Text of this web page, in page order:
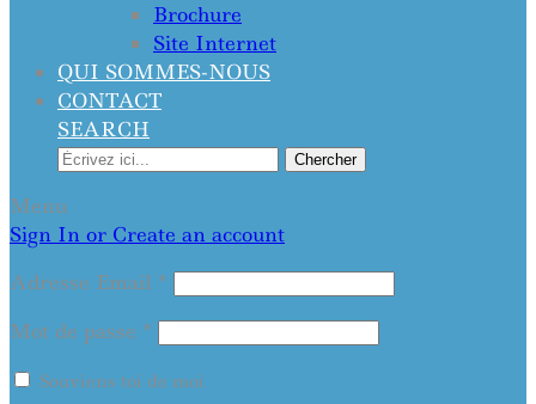
Brochure
Site Internet
QUI SOMMES-NOUS
CONTACT
SEARCH
Chercher
Menu
Sign In or Create an account
Adresse Email *
Mot de passe *
Souviens toi de moi